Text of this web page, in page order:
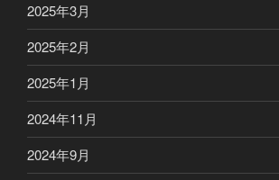
2025年3月
2025年2月
2025年1月
2024年11月
2024年9月